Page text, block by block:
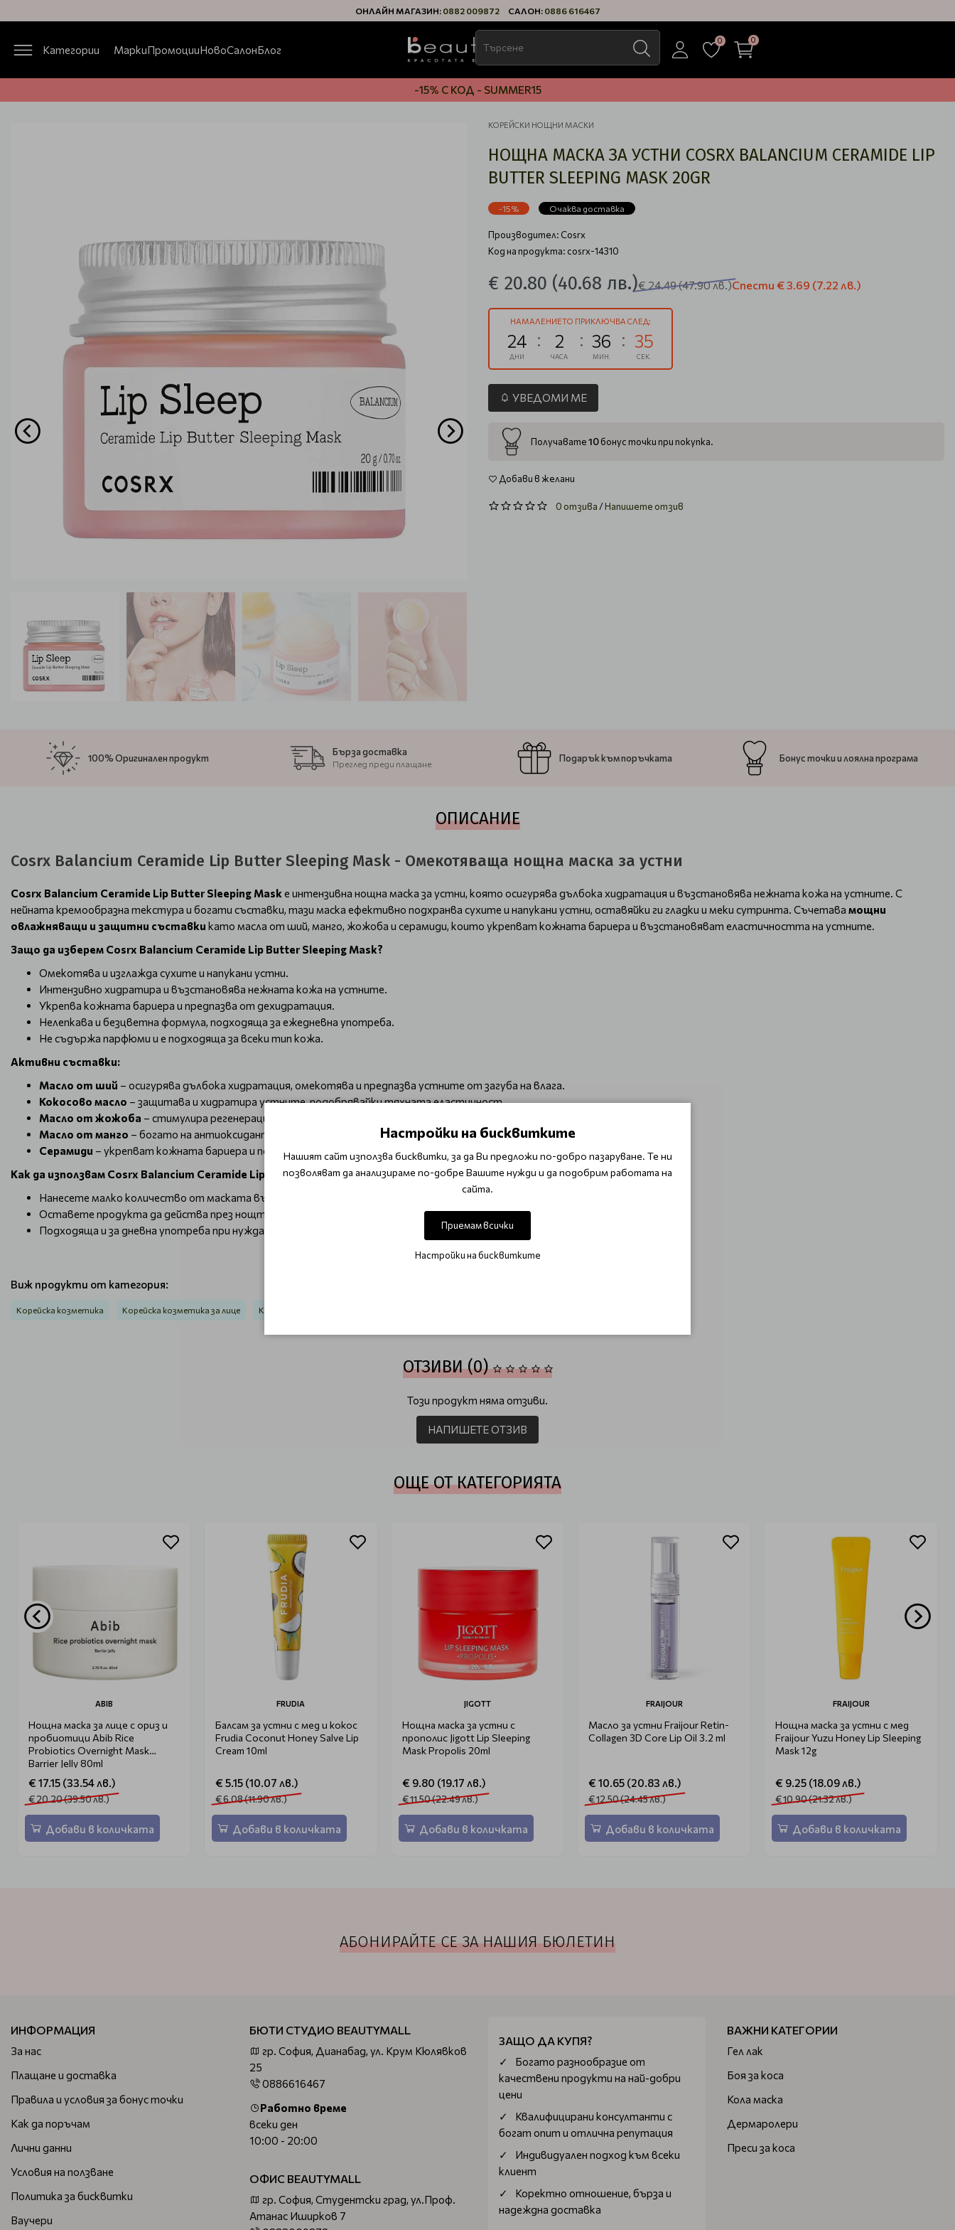
ОНЛАЙН МАГАЗИН: 0882 009872 САЛОН: 0886 616467
Категории МаркиПромоцииНовоСалонБлог
0 0
-15% С КОД - SUMMER15
КОРЕЙСКИ НОЩНИ МАСКИ
НОЩНА МАСКА ЗА УСТНИ COSRX BALANCIUM CERAMIDE LIP
BUTTER SLEEPING MASK 20GR
-15% Очаква доставка
Производител: Cosrx
Код на продукта: cosrx-14310
€ 20.80 (40.68 лв.)€ 24.49(47.90 лв.)Спести € 3.69 (7.22 лв.)
НАМАЛЕНИЕТО ПРИКЛЮЧВА СЛЕД:
24
ДНИ
2
ЧАСА
36
МИН.
34
СЕК.
УВЕДОМИ МЕ
Получавате10бонус точки при покупка.
Добави в желани
0 отзива/Напишете отзив
100% Оригинален продукт
Бърза доставка
Преглед преди плащане
Подарък към поръчката Бонус точки и лоялна програма
ОПИСАНИЕ
Cosrx Balancium Ceramide Lip Butter Sleeping Mask - Омекотяваща нощна маска за устни
Cosrx Balancium Ceramide Lip Butter Sleeping Mask е интензивна нощна маска за устни, която осигурява дълбока хидратация и възстановява нежната кожа на устните. С
нейната кремообразна текстура и богати съставки, тази маска ефективно подхранва сухите и напукани устни, оставяйки ги гладки и меки сутринта. Съчетава мощни
овлажняващи и защитни съставки като масла от ший, манго, жожоба и серамиди, които укрепват кожната бариера и възстановяват еластичността на устните.
Защо да изберем Cosrx Balancium Ceramide Lip Butter Sleeping Mask?
Омекотява и изглажда сухите и напукани устни.
Интензивно хидратира и възстановява нежната кожа на устните.
Укрепва кожната бариера и предпазва от дехидратация.
Нелепкава и безцветна формула, подходяща за ежедневна употреба.
Не съдържа парфюми и е подходяща за всеки тип кожа.
Активни съставки:
Масло от ший – осигурява дълбока хидратация, омекотява и предпазва устните от загуба на влага.
Кокосово масло – защитава и хидратира устните, подобрявайки тяхната еластичност.
Масло от жожоба – стимулира регенерацията на кожата и подобрява нейната цялостна текстура.
Масло от манго – богато на антиоксиданти, хидратира и защитава кожата, като същевременно я омекотява.
Серамиди – укрепват кожната бариера и подпомагат естествената регенерация на устните.
Как да използвам Cosrx Balancium Ceramide Lip Butter Sleeping Mask ?
Нанесете малко количество от маската върху чисти устни вечер преди сън.
Оставете продукта да действа през нощта, за да хидратира и възстанови кожата на устните.
Подходяща и за дневна употреба при нужда от допълнителна хидратация.
Виж продукти от категория:
Корейска козметика Корейска козметика за лице Корейски маски за лице
ОТЗИВИ (0)
Този продукт няма отзиви.
НАПИШЕТЕ ОТЗИВ
ОЩЕ ОТ КАТЕГОРИЯТА
ABIB
Нощна маска за лице с ориз и
пробиотици Abib Rice
Probiotics Overnight Mask
Barrier Jelly 80ml
€ 17.15 (33.54 лв.)
€ 20.20 (39.50 лв.)
Добави в количката
FRUDIA
Балсам за устни с мед и кокос
Frudia Coconut Honey Salve Lip
Cream 10ml
€ 5.15 (10.07 лв.)
€ 6.08 (11.90 лв.)
Добави в количката
JIGOTT
Нощна маска за устни с
прополис Jigott Lip Sleeping
Mask Propolis 20ml
€ 9.80 (19.17 лв.)
€ 11.50 (22.49 лв.)
Добави в количката
FRAIJOUR
Масло за устни Fraijour Retin-
Collagen 3D Core Lip Oil 3.2 ml
€ 10.65 (20.83 лв.)
€ 12.50 (24.45 лв.)
Добави в количката
FRAIJOUR
Нощна маска за устни с мед
Fraijour Yuzu Honey Lip Sleeping
Mask 12g
€ 9.25 (18.09 лв.)
€ 10.90 (21.32 лв.)
Добави в количката
АБОНИРАЙТЕ СЕ ЗА НАШИЯ БЮЛЕТИН
ИНФОРМАЦИЯ
За нас
Плащане и доставка
Правила и условия за бонус точки
Как да поръчам
Лични данни
Условия на ползване
Политика за бисквитки
Ваучери
БЮТИ СТУДИО BEAUTYMALL
гр. София, Дианабад, ул. Крум Кюлявков
25
0886616467
Работно време
всеки ден
10:00 - 20:00
ОФИС BEAUTYMALL
гр. София, Студентски град, ул.Проф.
Атанас Иширков 7
ЗАЩО ДА КУПЯ?
Богатo разнообразие от
качествени продукти на най-добри
цени
Квалифицирани консултанти с
богат опит и отлична репутация
Индивидуален подход към всеки
клиент
Коректно отношение, бърза и
надеждна доставка
ВАЖНИ КАТЕГОРИИ
Гел лак
Боя за коса
Кола маска
Дермаролери
Преси за коса
Настройки на бисквитките
Нашият сайт използва бисквитки, за да Ви предложи по-добро пазаруване. Те ни
позволяват да анализираме по-добре Вашите нужди и да подобрим работата на
сайта.
Приемам всички
Настройки на бисквитките